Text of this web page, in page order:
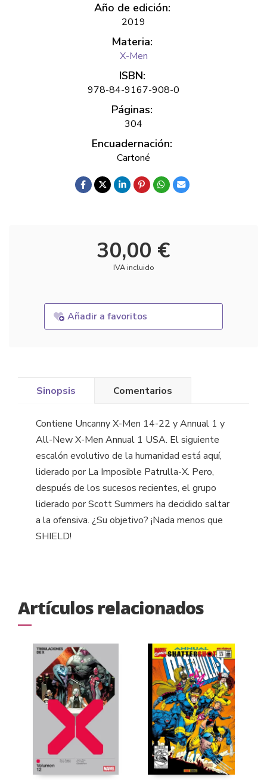
Año de edición:
2019
Materia:
X-Men
ISBN:
978-84-9167-908-0
Páginas:
304
Encuadernación:
Cartoné
30,00 €
IVA incluido
Añadir a favoritos
Sinopsis Comentarios
Contiene Uncanny X-Men 14-22 y Annual 1 y
All-New X-Men Annual 1 USA. El siguiente
escalón evolutivo de la humanidad está aquí,
liderado por La Imposible Patrulla-X. Pero,
después de los sucesos recientes, el grupo
liderado por Scott Summers ha decidido saltar
a la ofensiva. ¿Su objetivo? ¡Nada menos que
SHIELD!
Artículos relacionados